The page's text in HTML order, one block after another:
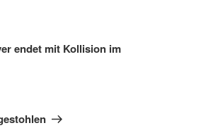
endet mit Kollision im